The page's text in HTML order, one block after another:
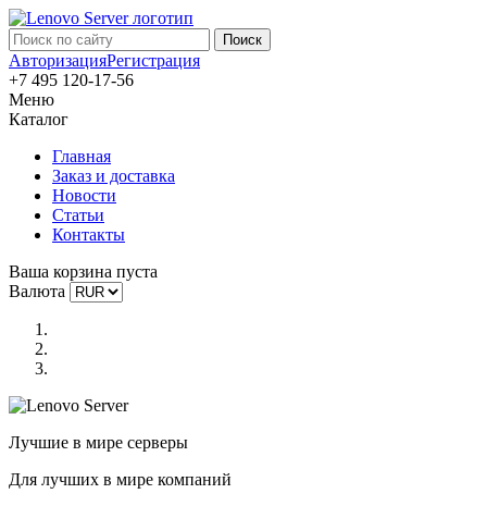
АвторизацияРегистрация
+7 495 120-17-56
Меню
Каталог
Главная
Заказ и доставка
Новости
Статьи
Контакты
Ваша корзина пуста
Валюта
Лучшие в мире серверы
Для лучших в мире компаний